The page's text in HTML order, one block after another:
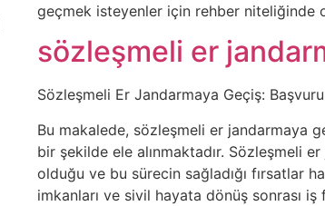
geçmek isteyenler için rehber niteliğinde
sözleşmeli er
Sözleşmeli Er Jandarmaya Geçiş:
Bu makalede, sözleşmeli er jandarmaya
bir şekilde ele alınmaktadır. Sözleşmeli
olduğu ve bu sürecin sağladığı fırsatlar
imkanları ve sivil hayata dönüş sonrası